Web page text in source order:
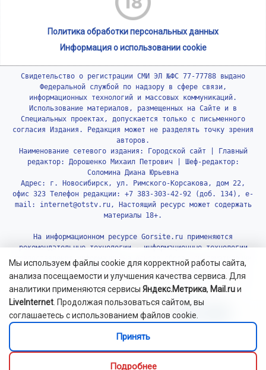
Мы используем файлы cookie для корректной работы сайта,
анализа посещаемости и улучшения качества сервиса. Для
аналитики применяются сервисы Яндекс.Метрика, Mail.ruи
LiveInternet . Продолжая пользоваться сайтом, вы
соглашаетесь с использованием файлов cookie.
Принять
Подробнее
Политика обработки персональных данных
Информация о использовании cookie
Свидетельство о регистрации СМИ ЭЛ №ФС 77-77788 выдано
Федеральной службой по надзору в сфере связи,
информационных технологий и массовых коммуникаций.
Использование материалов, размещенных на Сайте и в
Специальных проектах, допускается только с письменного
согласия Издания. Редакция может не разделять точку зрения
авторов.
Наименование сетевого издания: Городской сайт | Главный
редактор: Дорошенко Михаил Петрович | Шеф-редактор:
Соломина Диана Юрьевна
Адрес: г. Новосибирск, ул. Римского-Корсакова, дом 22,
офис 323 Телефон редакции: +7 383-303-42-92 (доб. 134), e-
mail: internet@otstv.ru, Настоящий ресурс может содержать
материалы 18+.
На информационном ресурсе Gorsite.ru применяются
рекомендательные технологии - информационные технологии
предоставления информации на основе сбора, систематизации
и анализа сведений, относящихся к предпочтениям
пользователей сети «Интернет», находящихся на территории
Российской Федерации.Подробнее.